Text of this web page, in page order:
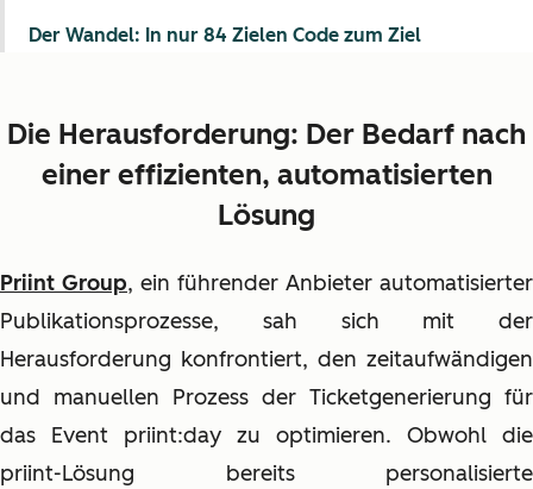
Die Herausforderung: Der Bedarf nach
einer effizienten, automatisierten
Lösung
Priint Group, ein führender Anbieter automatisierter
Publikationsprozesse, sah sich mit der
Herausforderung konfrontiert, den zeitaufwändigen
und manuellen Prozess der Ticketgenerierung für
das Event priint:day zu optimieren. Obwohl die
priint-Lösung bereits personalisierte
Der Wandel: In nur 84 Zielen Code zum Ziel